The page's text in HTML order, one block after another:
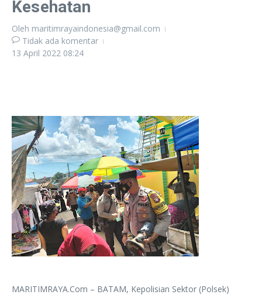
Kesehatan
Oleh maritimrayaindonesia@gmail.com
Tidak ada komentar
13 April 2022 08:24
MARITIMRAYA.Com – BATAM, Kepolisian Sektor (Polsek)